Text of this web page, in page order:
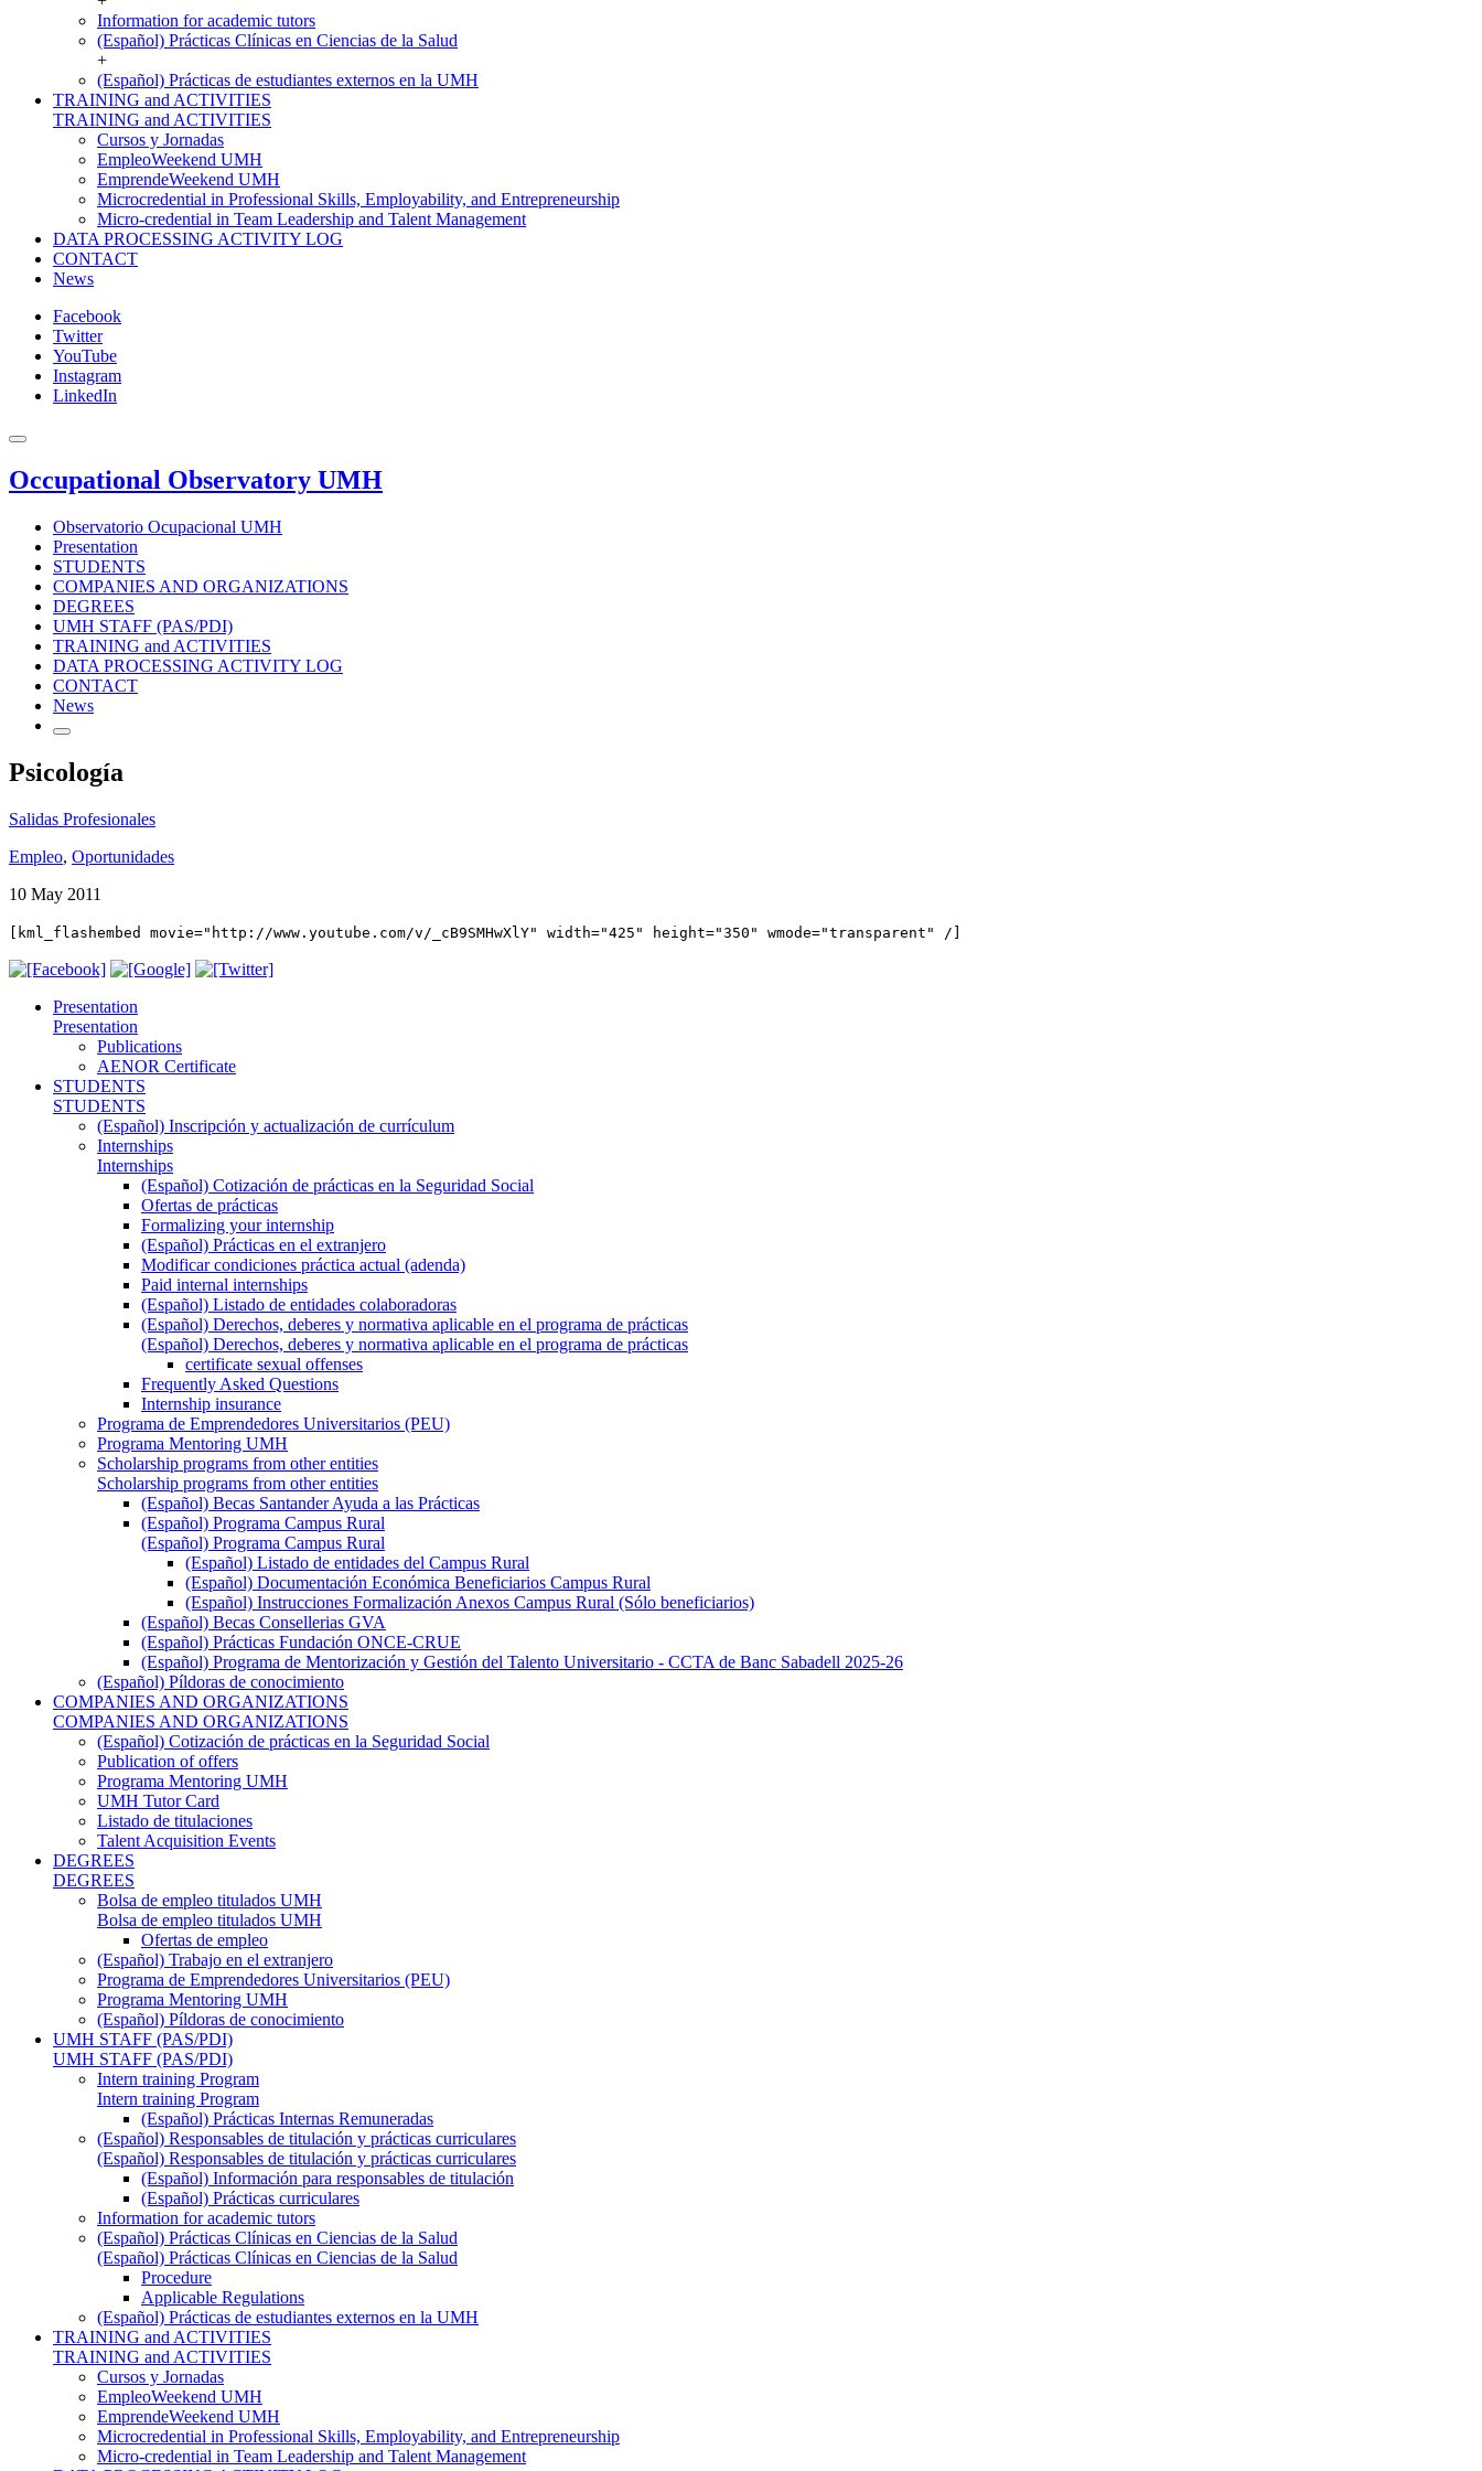
Information for academic tutors
(Español) Prácticas Clínicas en Ciencias de la Salud
+
(Español) Prácticas de estudiantes externos en la UMH
TRAINING and ACTIVITIES
TRAINING and ACTIVITIES
Cursos y Jornadas
EmpleoWeekend UMH
EmprendeWeekend UMH
Microcredential in Professional Skills, Employability, and Entrepreneurship
Micro-credential in Team Leadership and Talent Management
DATA PROCESSING ACTIVITY LOG
CONTACT
News
Facebook
Twitter
YouTube
Instagram
LinkedIn
Occupational Observatory UMH
Observatorio Ocupacional UMH
Presentation
STUDENTS
COMPANIES AND ORGANIZATIONS
DEGREES
UMH STAFF (PAS/PDI)
TRAINING and ACTIVITIES
DATA PROCESSING ACTIVITY LOG
CONTACT
News
Psicología
Salidas Profesionales
Empleo, Oportunidades
10 May 2011
[kml_flashembed movie="http://www.youtube.com/v/_cB9SMHwXlY" width="425" height="350" wmode="transparent" /]
Presentation
Presentation
Publications
AENOR Certificate
STUDENTS
STUDENTS
(Español) Inscripción y actualización de currículum
Internships
Internships
(Español) Cotización de prácticas en la Seguridad Social
Ofertas de prácticas
Formalizing your internship
(Español) Prácticas en el extranjero
Modificar condiciones práctica actual (adenda)
Paid internal internships
(Español) Listado de entidades colaboradoras
(Español) Derechos, deberes y normativa aplicable en el programa de prácticas
(Español) Derechos, deberes y normativa aplicable en el programa de prácticas
certificate sexual offenses
Frequently Asked Questions
Internship insurance
Programa de Emprendedores Universitarios (PEU)
Programa Mentoring UMH
Scholarship programs from other entities
Scholarship programs from other entities
(Español) Becas Santander Ayuda a las Prácticas
(Español) Programa Campus Rural
(Español) Programa Campus Rural
(Español) Listado de entidades del Campus Rural
(Español) Documentación Económica Beneficiarios Campus Rural
(Español) Instrucciones Formalización Anexos Campus Rural (Sólo beneficiarios)
(Español) Becas Consellerias GVA
(Español) Prácticas Fundación ONCE-CRUE
(Español) Programa de Mentorización y Gestión del Talento Universitario - CCTA de Banc Sabadell 2025-26
(Español) Píldoras de conocimiento
COMPANIES AND ORGANIZATIONS
COMPANIES AND ORGANIZATIONS
(Español) Cotización de prácticas en la Seguridad Social
Publication of offers
Programa Mentoring UMH
UMH Tutor Card
Listado de titulaciones
Talent Acquisition Events
DEGREES
DEGREES
Bolsa de empleo titulados UMH
Bolsa de empleo titulados UMH
Ofertas de empleo
(Español) Trabajo en el extranjero
Programa de Emprendedores Universitarios (PEU)
Programa Mentoring UMH
(Español) Píldoras de conocimiento
UMH STAFF (PAS/PDI)
UMH STAFF (PAS/PDI)
Intern training Program
Intern training Program
(Español) Prácticas Internas Remuneradas
(Español) Responsables de titulación y prácticas curriculares
(Español) Responsables de titulación y prácticas curriculares
(Español) Información para responsables de titulación
(Español) Prácticas curriculares
Information for academic tutors
(Español) Prácticas Clínicas en Ciencias de la Salud
(Español) Prácticas Clínicas en Ciencias de la Salud
Procedure
Applicable Regulations
(Español) Prácticas de estudiantes externos en la UMH
TRAINING and ACTIVITIES
TRAINING and ACTIVITIES
Cursos y Jornadas
EmpleoWeekend UMH
EmprendeWeekend UMH
Microcredential in Professional Skills, Employability, and Entrepreneurship
Micro-credential in Team Leadership and Talent Management